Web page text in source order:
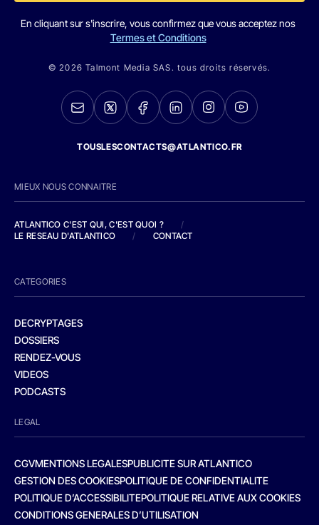
En cliquant sur s'inscrire, vous confirmez que vous acceptez nos
Termes et Conditions
© 2026 Talmont Media SAS. tous droits réservés.
TOUSLESCONTACTS@ATLANTICO.FR
MIEUX NOUS CONNAITRE
ATLANTICO C'EST QUI, C'EST QUOI ?
/
LE RESEAU D'ATLANTICO
/ CONTACT
CATEGORIES
DECRYPTAGES
DOSSIERS
RENDEZ-VOUS
VIDEOS
PODCASTS
LEGAL
CGVMENTIONS LEGALESPUBLICITE SUR ATLANTICO
GESTION DES COOKIESPOLITIQUE DE CONFIDENTIALITE
POLITIQUE D’ACCESSIBILITEPOLITIQUE RELATIVE AUX COOKIES
CONDITIONS GENERALES D’UTILISATION